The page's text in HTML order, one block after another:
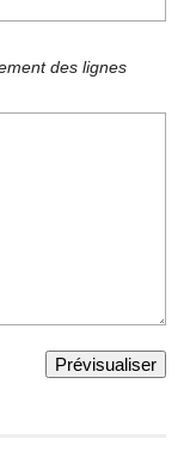
des lignes